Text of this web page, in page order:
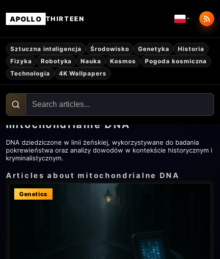
APOLLO THIRTEEN
Sztuczna inteligencja Środowisko Genetyka
Historia
Fizyka
Robotyka Nauka Kosmos
Pogoda kosmiczna
Technologia
4K Wallpapers
mitochondrialne DNA
DNA dziedziczone w linii żeńskiej, wykorzystywane do badania
pokrewieństwa oraz analizy dowodów w kontekście historycznym i
kryminalistycznym.
Articles about mitochondrialne DNA
Genetics